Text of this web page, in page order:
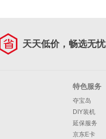
天天低价，畅选无忧
特色服务
夺宝岛
DIY装机
延保服务
京东E卡